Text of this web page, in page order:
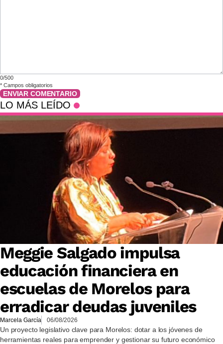
0/500
* Campos obligatorios
ENVIAR COMENTARIO
LO MÁS LEÍDO
Meggie Salgado impulsa
educación financiera en
escuelas de Morelos para
erradicar deudas juveniles
Marcela García 06/08/2026
Un proyecto legislativo clave para Morelos: dotar a los jóvenes de
herramientas reales para emprender y gestionar su futuro económico